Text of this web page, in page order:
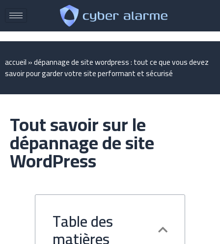
accueil»dépannage de site wordpress : tout ce que vous devez
savoir pour garder votre site performant et sécurisé
Tout savoir sur le
dépannage de site
WordPress
Table des